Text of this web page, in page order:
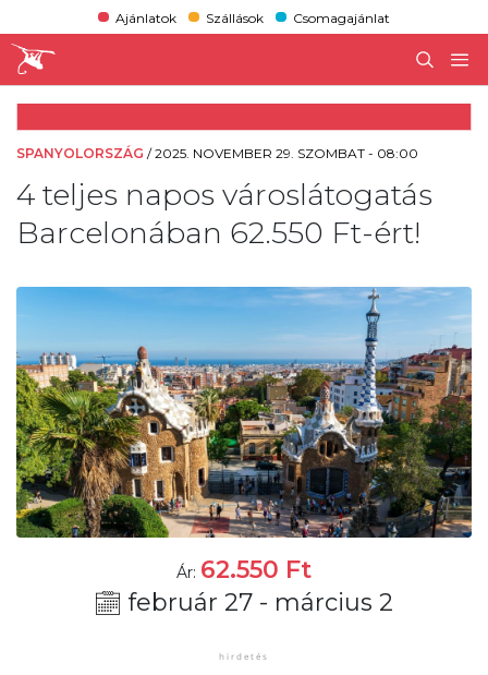
Ajánlatok Szállások Csomagajánlat
SPANYOLORSZÁG /2025. NOVEMBER 29. SZOMBAT - 08:00
4 teljes napos városlátogatás
Barcelonában 62.550 Ft-ért!
Ár: 62.550 Ft
február 27 - március 2